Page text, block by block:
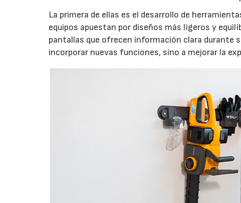
La primera de ellas es el desarrollo de
equipos apuestan por diseños más ligeros y
pantallas que ofrecen información clara durante
incorporar nuevas funciones, sino a mejorar la